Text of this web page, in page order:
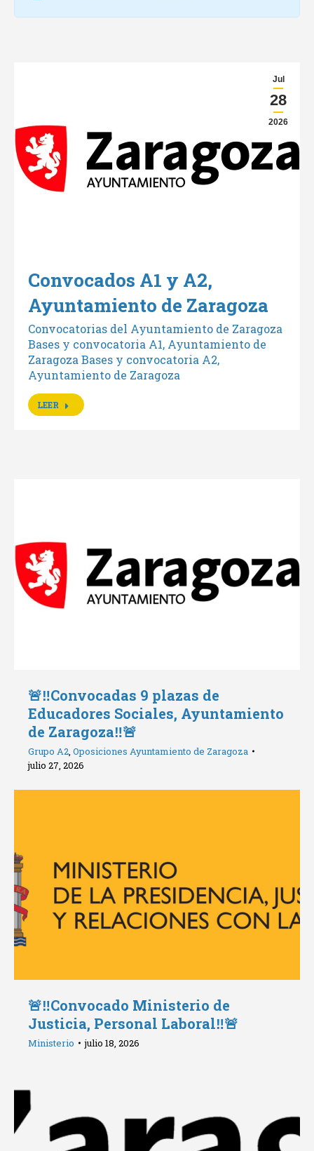
Jul
28
2026
Convocados A1 y A2,
Ayuntamiento de Zaragoza
Convocatorias del Ayuntamiento de Zaragoza
Bases y convocatoria A1, Ayuntamiento de
Zaragoza Bases y convocatoria A2,
Ayuntamiento de Zaragoza
LEER
🚨‼️Convocadas 9 plazas de
Educadores Sociales, Ayuntamiento
de Zaragoza‼️🚨
Grupo A2, Oposiciones Ayuntamiento de Zaragoza
julio 27, 2026
🚨‼️Convocado Ministerio de
Justicia, Personal Laboral‼️🚨
Ministerio julio 18, 2026